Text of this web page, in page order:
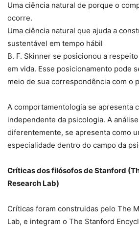
Uma ciência natural de porque o
ocorre.
Uma ciência natural que ajuda a
sustentável em tempo hábil
B. F. Skinner se posicionou a
em vida. Esse posicionamento pode
meio de sua correspondência com o
A comportamentologia se apresenta
independente da psicologia. A
diferentemente, se apresenta como
especialidade dentro do campo da
Críticas dos filósofos de Stanford
Research Lab)
Críticas foram construidas pelo The
Lab, e integram o The Stanford